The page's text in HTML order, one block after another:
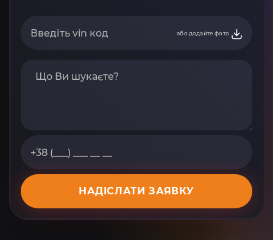
або додайте фото
НАДІСЛАТИ ЗАЯВКУ